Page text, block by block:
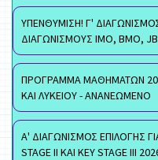
ΥΠΕΝΘΥΜΙΣΗ! Γ'
ΔΙΑΓΩΝΙΣΜΟΥΣ ΙΜΟ, ΒΜΟ,
ΠΡΟΓΡΑΜΜΑ ΜΑΘΗΜΑΤΩΝ
ΚΑΙ ΛΥΚΕΙΟΥ - ΑΝΑΝΕΩΜΕΝΟ
Α' ΔΙΑΓΩΝΙΣΜΟΣ ΕΠΙΛΟΓΗΣ
STAGE II ΚΑΙ KEY STAGE III